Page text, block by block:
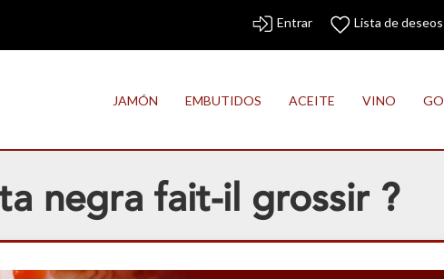
Entrar Lista de deseos
JAMÓN EMBUTIDOS ACEITE VINO
negra fait-il grossir ?